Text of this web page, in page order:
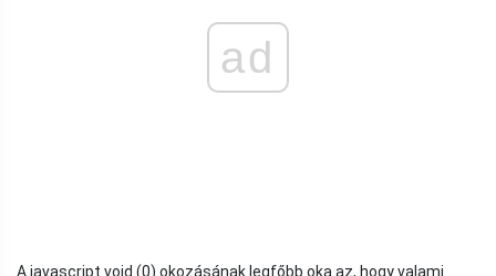
ad
A javascript void (0) okozásának legfőbb oka az, hogy valami